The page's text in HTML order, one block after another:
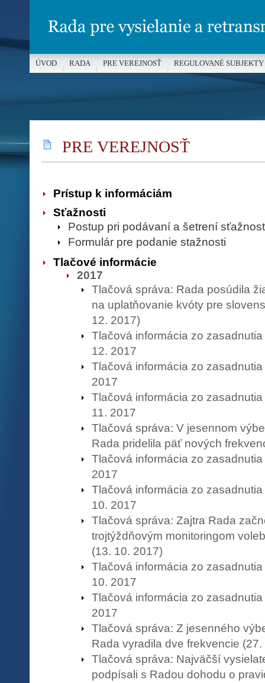
PRE VEREJNOSŤ
Prístup k informáciám
Sťažnosti
Postup pri podávaní a šetrení
Formulár pre podanie stažnosti
Tlačové informácie
2017
Tlačová správa: Rada posúdila
na uplatňovanie kvóty pre
12. 2017)
Tlačová informácia zo
12. 2017
Tlačová informácia zo
2017
Tlačová informácia zo
11. 2017
Tlačová správa: V jesennom
Rada pridelila päť nových
Tlačová informácia zo
2017
Tlačová informácia zo
10. 2017
Tlačová správa: Zajtra Rada
trojtýždňovým monitoringom
(13. 10. 2017)
Tlačová informácia zo
10. 2017
Tlačová informácia zo
2017
Tlačová správa: Z jesenného
Rada vyradila dve frekvencie (27.
Tlačová správa: Najväčší
podpísali s Radou dohodu o
ÚVOD RADA PRE VEREJNOSŤ REGULOVANÉ SUBJEKTY